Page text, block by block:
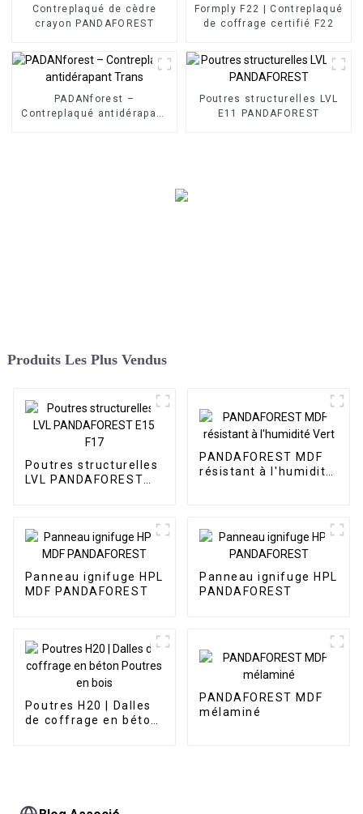
Contreplaqué de cèdre
crayon PANDAFOREST
Formply F22 | Contreplaqué
de coffrage certifié F22
PADANforest –
Contreplaqué antidérapant
Poutres structurelles LVL
E11 PANDAFOREST
Produits Les Plus Vendus
Poutres structurelles
LVL PANDAFOREST
PANDAFOREST MDF
résistant à l'humidité
Panneau ignifuge HPL
MDF PANDAFOREST
Panneau ignifuge HPL
PANDAFOREST
Poutres H20 | Dalles
de coffrage en béton
PANDAFOREST MDF
mélaminé